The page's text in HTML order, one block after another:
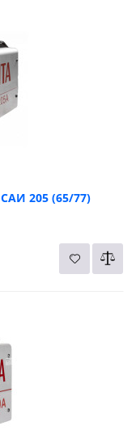
205 (65/77)